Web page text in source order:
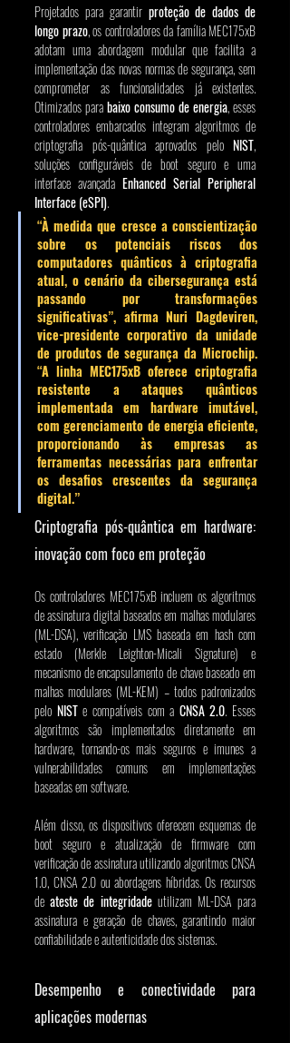
Projetados para garantir proteção de dados de
longo prazo, os controladores da família MEC175xB
adotam uma abordagem modular que facilita a
implementação das novas normas de segurança, sem
comprometer as funcionalidades já existentes.
Otimizados para baixo consumo de energia, esses
controladores embarcados integram algoritmos de
criptografia pós-quântica aprovados pelo NIST,
soluções configuráveis de boot seguro e uma
interface avançada Enhanced Serial Peripheral
Interface (eSPI).
“À medida que cresce a conscientização
sobre os potenciais riscos dos
computadores quânticos à criptografia
atual, o cenário da cibersegurança está
passando por transformações
significativas”, afirma Nuri Dagdeviren,
vice-presidente corporativo da unidade
de produtos de segurança da Microchip.
“A linha MEC175xB oferece criptografia
resistente a ataques quânticos
implementada em hardware imutável,
com gerenciamento de energia eficiente,
proporcionando às empresas as
ferramentas necessárias para enfrentar
os desafios crescentes da segurança
digital.”
Criptografia pós-quântica em hardware:
inovação com foco em proteção
Os controladores MEC175xB incluem os algoritmos
de assinatura digital baseados em malhas modulares
(ML-DSA), verificação LMS baseada em hash com
estado (Merkle Leighton-Micali Signature) e
mecanismo de encapsulamento de chave baseado em
malhas modulares (ML-KEM) – todos padronizados
pelo NIST e compatíveis com a CNSA 2.0. Esses
algoritmos são implementados diretamente em
hardware, tornando-os mais seguros e imunes a
vulnerabilidades comuns em implementações
baseadas em software.
Além disso, os dispositivos oferecem esquemas de
boot seguro e atualização de firmware com
verificação de assinatura utilizando algoritmos CNSA
1.0, CNSA 2.0 ou abordagens híbridas. Os recursos
de ateste de integridade utilizam ML-DSA para
assinatura e geração de chaves, garantindo maior
confiabilidade e autenticidade dos sistemas.
Desempenho e conectividade para
aplicações modernas